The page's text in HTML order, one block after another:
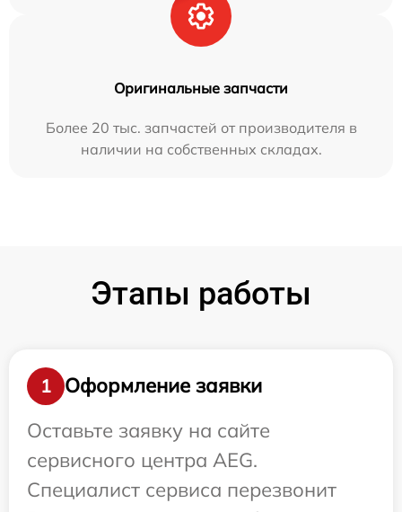
Оригинальные запчасти
Более 20 тыс. запчастей от производителя в
наличии на собственных складах.
Этапы работы
1
Оформление заявки
Оставьте заявку на сайте
сервисного центра AEG.
Специалист сервиса перезвонит